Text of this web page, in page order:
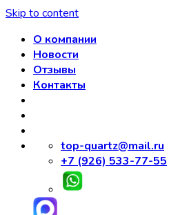
Skip to content
О компании
Новости
Отзывы
Контакты
top-quartz@mail.ru
+7 (926) 533-77-55